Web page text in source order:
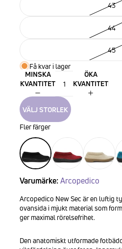
43
44
45
Få kvar i lager
MINSKA
KVANTITET
ÖKA
KVANTITET
VÄLJ STORLEK
Fler färger
Varumärke:Arcopedico
Arcopedico New Sec är en luftig
ovansida i mjukt material som
ger maximal rörelsefrihet.
Den anatomiskt utformade